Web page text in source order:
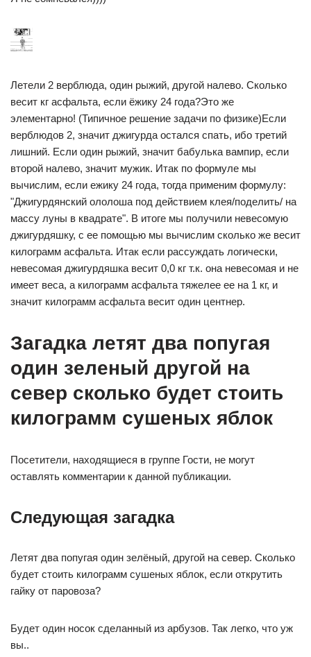
Летели 2 верблюда, один рыжий, другой налево. Сколько
весит кг асфальта, если ёжику 24 года?Это же
элементарно! (Типичное решение задачи по физике)Если
верблюдов 2, значит джигурда остался спать, ибо третий
лишний. Если один рыжий, значит бабулька вампир, если
второй налево, значит мужик. Итак по формуле мы
вычислим, если ежику 24 года, тогда применим формулу:
"Джигурдянский ололоша под действием клея/поделить/ на
массу луны в квадрате". В итоге мы получили невесомую
джигурдяшку, с ее помощью мы вычислим сколько же весит
килограмм асфальта. Итак если рассуждать логически,
невесомая джигурдяшка весит 0,0 кг т.к. она невесомая и не
имеет веса, а килограмм асфальта тяжелее ее на 1 кг, и
значит килограмм асфальта весит один центнер.
Загадка летят два попугая
один зеленый другой на
север сколько будет стоить
килограмм сушеных яблок
Посетители, находящиеся в группе Гости, не могут
оставлять комментарии к данной публикации.
Следующая загадка
Летят два попугая один зелёный, другой на север. Сколько
будет стоить килограмм сушеных яблок, если открутить
гайку от паровоза?
Будет один носок сделанный из арбузов. Так легко, что уж
вы..